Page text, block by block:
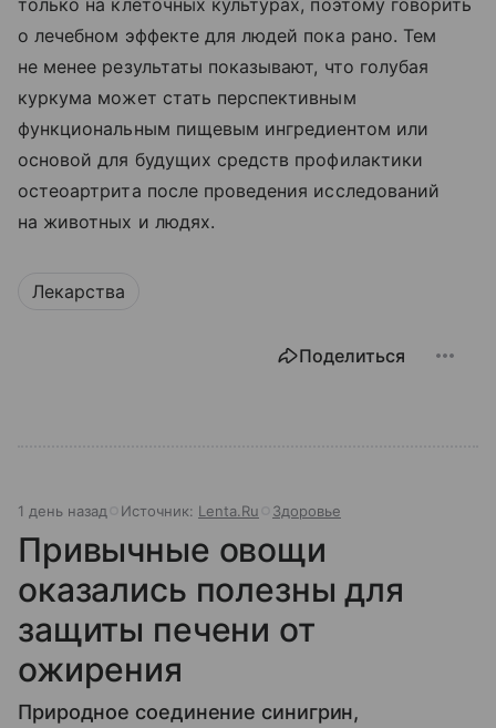
только на клеточных культурах, поэтому говорить
о лечебном эффекте для людей пока рано. Тем
не менее результаты показывают, что голубая
куркума может стать перспективным
функциональным пищевым ингредиентом или
основой для будущих средств профилактики
остеоартрита после проведения исследований
на животных и людях.
Лекарства
Поделиться
1 день назад Источник: Lenta.Ru Здоровье
Привычные овощи
оказались полезны для
защиты печени от
ожирения
Природное соединение синигрин,